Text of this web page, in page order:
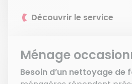
Découvrir le service
Ménage
Besoin d’un nettoyage de